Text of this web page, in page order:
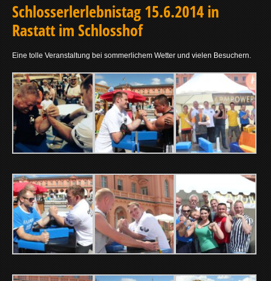
Schlosserlerlebnistag 15.6.2014 in
Rastatt im Schlosshof
Eine tolle Veranstaltung bei sommerlichem Wetter und vielen Besuchern.